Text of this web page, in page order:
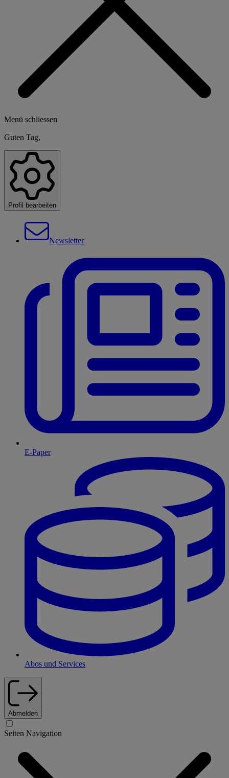
Menü schliessen
Guten Tag,
Profil bearbeiten
Newsletter
E-Paper
Abos und Services
Abmelden
Seiten Navigation